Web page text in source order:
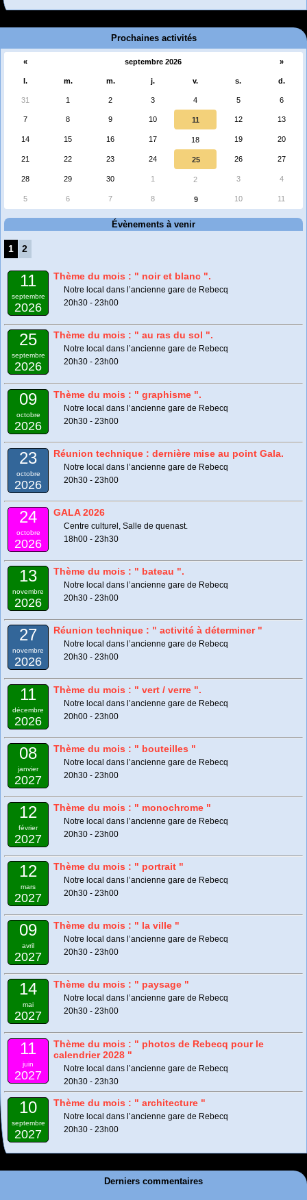
Prochaines activités
« septembre 2026 »
l. m. m. j. v. s. d.
31 1 2 3 4 5 6
7 8 9 10 11 12 13
14 15 16 17 18 19 20
21 22 23 24 25 26 27
28 29 30 1 2 3 4
5 6 7 8 9 10 11
Évènements à venir
1 2
11
septembre
2026
Thème du mois : " noir et blanc ".
Notre local dans l’ancienne gare de Rebecq
20h30 - 23h00
25
septembre
2026
Thème du mois : " au ras du sol ".
Notre local dans l’ancienne gare de Rebecq
20h30 - 23h00
09
octobre
2026
Thème du mois : " graphisme ".
Notre local dans l’ancienne gare de Rebecq
20h30 - 23h00
23
octobre
2026
Réunion technique : dernière mise au point Gala.
Notre local dans l’ancienne gare de Rebecq
20h30 - 23h00
24
octobre
2026
GALA 2026
Centre culturel, Salle de quenast.
18h00 - 23h30
13
novembre
2026
Thème du mois : " bateau ".
Notre local dans l’ancienne gare de Rebecq
20h30 - 23h00
27
novembre
2026
Réunion technique : " activité à déterminer "
Notre local dans l’ancienne gare de Rebecq
20h30 - 23h00
11
décembre
2026
Thème du mois : " vert / verre ".
Notre local dans l’ancienne gare de Rebecq
20h00 - 23h00
08
janvier
2027
Thème du mois : " bouteilles "
Notre local dans l’ancienne gare de Rebecq
20h30 - 23h00
12
février
2027
Thème du mois : " monochrome "
Notre local dans l’ancienne gare de Rebecq
20h30 - 23h00
12
mars
2027
Thème du mois : " portrait "
Notre local dans l’ancienne gare de Rebecq
20h30 - 23h00
09
avril
2027
Thème du mois : " la ville "
Notre local dans l’ancienne gare de Rebecq
20h30 - 23h00
14
mai
2027
Thème du mois : " paysage "
Notre local dans l’ancienne gare de Rebecq
20h30 - 23h00
11
juin
2027
Thème du mois : " photos de Rebecq pour le
calendrier 2028 "
Notre local dans l’ancienne gare de Rebecq
20h30 - 23h30
10
septembre
2027
Thème du mois : " architecture "
Notre local dans l’ancienne gare de Rebecq
20h30 - 23h00
Derniers commentaires